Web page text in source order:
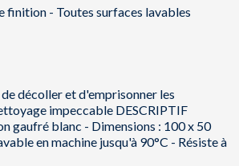
finition - Toutes surfaces lavables
décoller et d'emprisonner les
impeccable DESCRIPTIF
gaufré blanc - Dimensions : 100 x 50
en machine jusqu'à 90°C - Résiste à